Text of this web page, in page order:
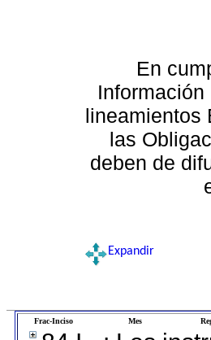
En
lineamientos
las
deben de
Expandir
Frac-Inciso Mes